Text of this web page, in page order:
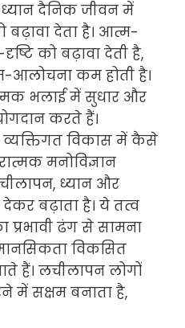
दैनिक जीवन में
देता है। आत्म-
को बढ़ावा देती है,
कम होती है।
भलाई में सुधार और
करते हैं।
व्यक्तिगत विकास में कैसे
मनोविज्ञान
ध्यान और
बढ़ाता है। ये तत्व
प्रभावी ढंग से सामना
विकसित
हैं। लचीलापन लोगों
सक्षम बनाता है,